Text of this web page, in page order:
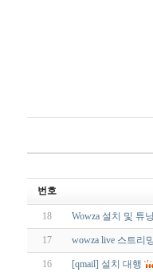
번호
18 Wowza 설치 및 튜
17 wowza live 스트리
16 [qmail] 설치 대행